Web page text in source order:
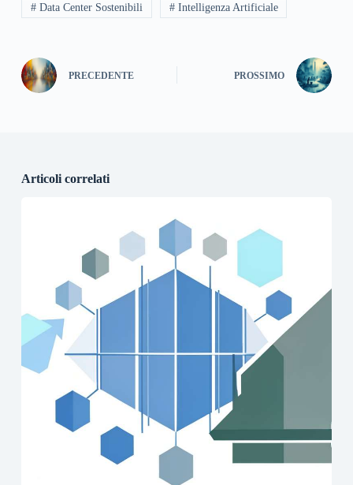
# Data Center Sostenibili # Intelligenza Artificiale
PRECEDENTE PROSSIMO
Articoli correlati